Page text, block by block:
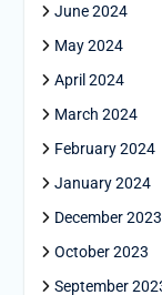
June 2024
May 2024
April 2024
March 2024
February 2024
January 2024
December 2023
October 2023
September